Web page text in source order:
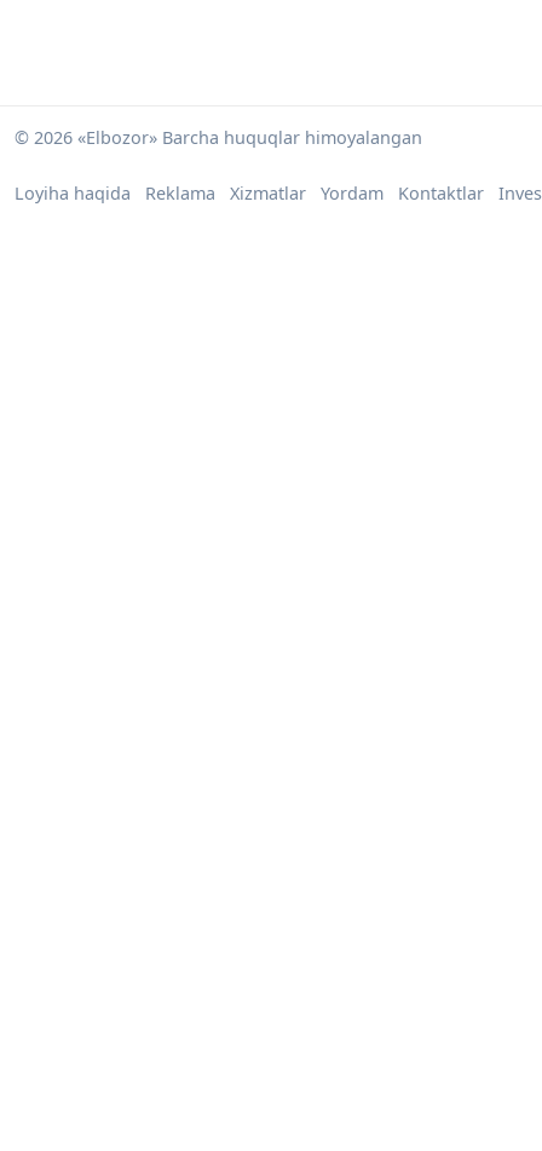
© 2026 «Elbozor» Barcha huquqlar himoyalangan
Loyiha haqida Reklama Xizmatlar Yordam Kontaktlar